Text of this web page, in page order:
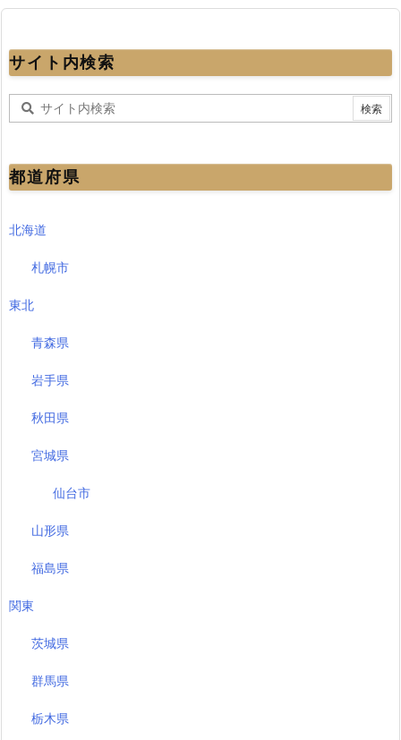
サイト内検索
都道府県
北海道
札幌市
東北
青森県
岩手県
秋田県
宮城県
仙台市
山形県
福島県
関東
茨城県
群馬県
栃木県